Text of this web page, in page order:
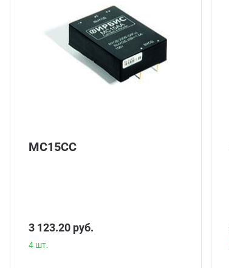
МС15СС
3 123.20 руб.
4 шт.